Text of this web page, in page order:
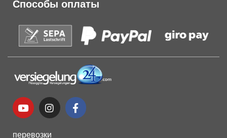
Способы оплаты
перевозки